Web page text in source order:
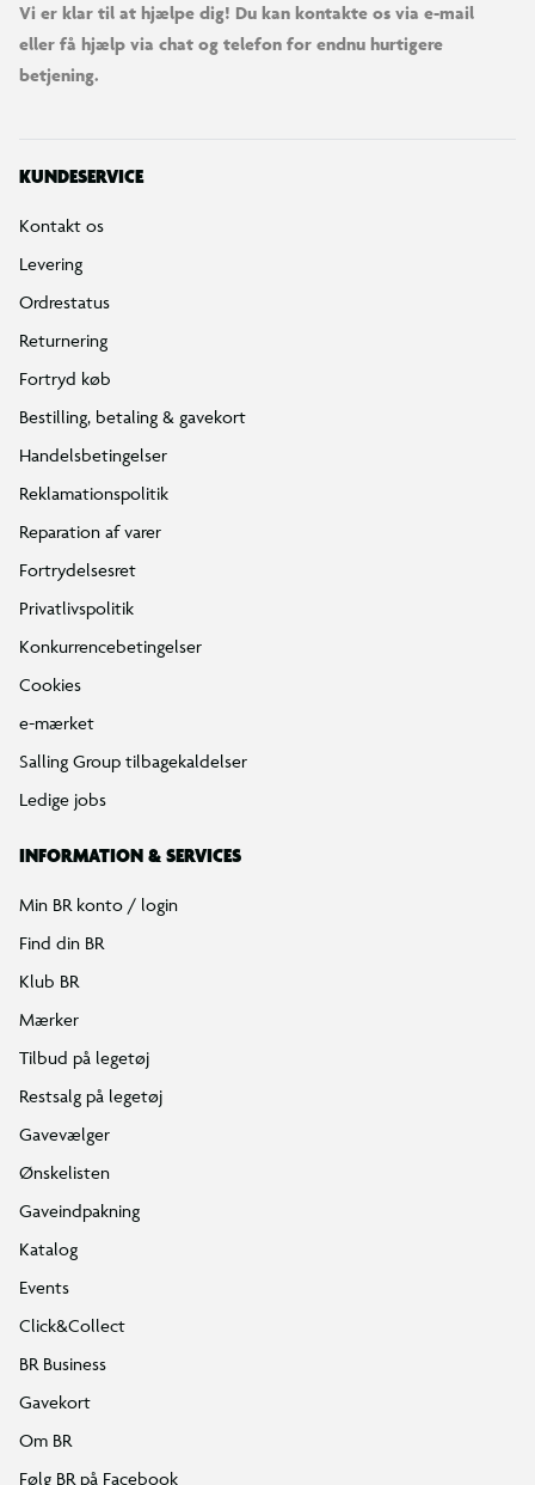
Vi er klar til at hjælpe dig! Du kan kontakte os via e-mail
eller få hjælp via chat og telefon for endnu hurtigere
betjening.
KUNDESERVICE
Kontakt os
Levering
Ordrestatus
Returnering
Fortryd køb
Bestilling, betaling & gavekort
Handelsbetingelser
Reklamationspolitik
Reparation af varer
Fortrydelsesret
Privatlivspolitik
Konkurrencebetingelser
Cookies
e-mærket
Salling Group tilbagekaldelser
Ledige jobs
INFORMATION & SERVICES
Min BR konto / login
Find din BR
Klub BR
Mærker
Tilbud på legetøj
Restsalg på legetøj
Gavevælger
Ønskelisten
Gaveindpakning
Katalog
Events
Click&Collect
BR Business
Gavekort
Om BR
Følg BR på Facebook